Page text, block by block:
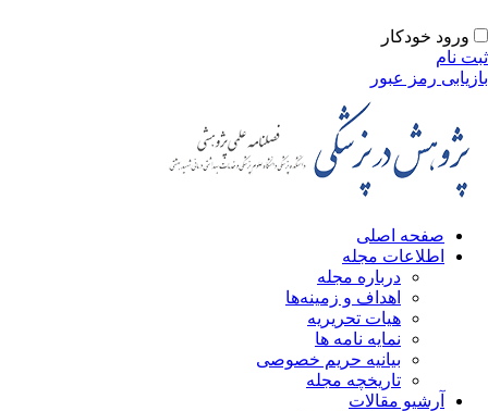
ورود خودکار
نام
رمز عبور
صفحه اصلی
اطلاعات مجله
درباره مجله
اهداف و زمینه‌ها
هیات تحریریه
نمایه نامه ها
بیانیه حریم خصوصی
تاریخچه مجله
آرشیو مقالات